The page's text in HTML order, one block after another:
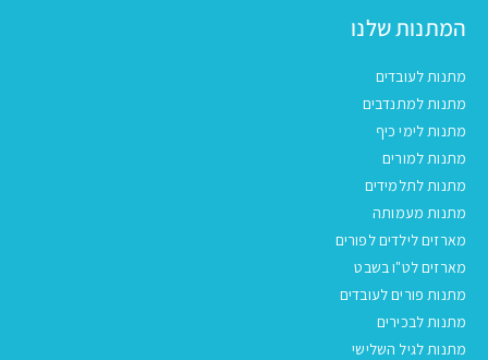
המתנות שלנו
מתנות לעובדים
מתנות למתנדבים
מתנות לימי כיף
מתנות למורים
מתנות לתלמידים
מתנות מעמותה
מארזים לילדים לפורים
מארזים לט"ו בשבט
מתנות פורים לעובדים
מתנות לבכירים
מתנות לגיל השלישי